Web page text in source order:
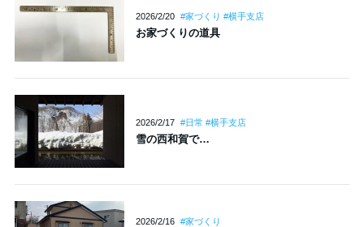
2026/2/20 #家づくり #横手支店
お家づくりの道具
2026/2/17 #日常 #横手支店
雪の西和賀で…
2026/2/16 #家づくり